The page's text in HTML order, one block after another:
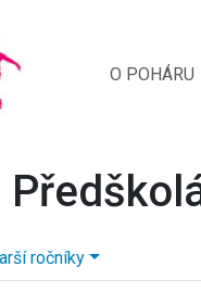
O POHÁRU
ročníky